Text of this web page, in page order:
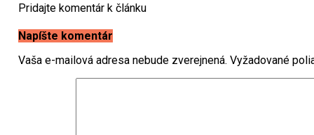
Pridajte komentár k článku
Napíšte komentár
Vaša e-mailová adresa nebude zverejnená. Vyžadované